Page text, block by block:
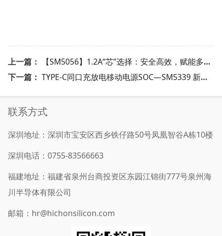
上一篇：
【SM5056】1.2A“芯”选择：安全高效，赋能多场景智能设备！
下一篇： TYPE-C同口充放电移动电源SOC—SM5339 新品来袭！
联系方式
深圳地址：深圳市宝安区西乡铁仔路50号凤凰智谷A栋10楼
深圳电话：0755-83566663
福建地址：福建省泉州台商投资区东园江锦街777号泉州海
川半导体有限公司
邮箱：hr@hichonsilicon.com